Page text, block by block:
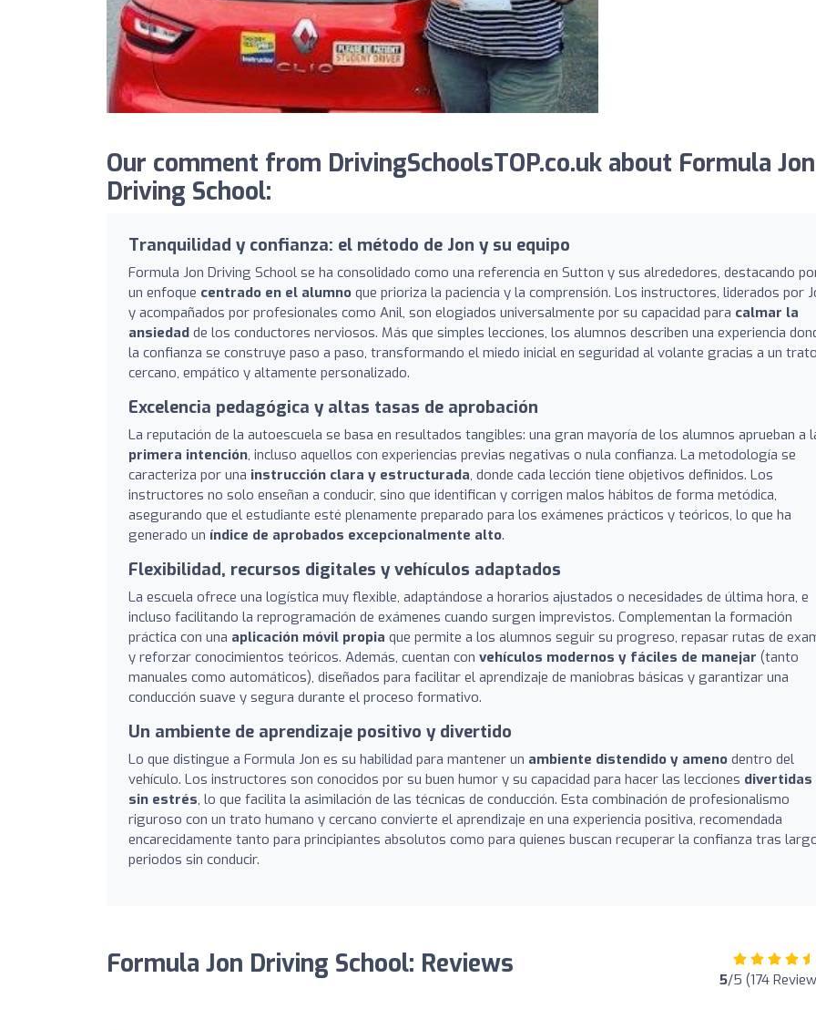
Our comment from DrivingSchoolsTOP.co.uk about Formula Jon
Driving School:
Tranquilidad y confianza: el método de Jon y su equipo
Formula Jon Driving School se ha consolidado como una referencia en Sutton y sus alrededores, destacando
un enfoque centrado en el alumno que prioriza la paciencia y la comprensión. Los instructores, liderados por
y acompañados por profesionales como Anil, son elogiados universalmente por su capacidad para calmar la
ansiedad de los conductores nerviosos. Más que simples lecciones, los alumnos describen una experiencia
la confianza se construye paso a paso, transformando el miedo inicial en seguridad al volante gracias a un trato
cercano, empático y altamente personalizado.
Excelencia pedagógica y altas tasas de aprobación
La reputación de la autoescuela se basa en resultados tangibles: una gran mayoría de los alumnos aprueban a
primera intención, incluso aquellos con experiencias previas negativas o nula confianza. La metodología se
caracteriza por una instrucción clara y estructurada, donde cada lección tiene objetivos definidos. Los
instructores no solo enseñan a conducir, sino que identifican y corrigen malos hábitos de forma metódica,
asegurando que el estudiante esté plenamente preparado para los exámenes prácticos y teóricos, lo que ha
generado un índice de aprobados excepcionalmente alto.
Flexibilidad, recursos digitales y vehículos adaptados
La escuela ofrece una logística muy flexible, adaptándose a horarios ajustados o necesidades de última hora, e
incluso facilitando la reprogramación de exámenes cuando surgen imprevistos. Complementan la formación
práctica con una aplicación móvil propia que permite a los alumnos seguir su progreso, repasar rutas de
y reforzar conocimientos teóricos. Además, cuentan con vehículos modernos y fáciles de manejar (tanto
manuales como automáticos), diseñados para facilitar el aprendizaje de maniobras básicas y garantizar una
conducción suave y segura durante el proceso formativo.
Un ambiente de aprendizaje positivo y divertido
Lo que distingue a Formula Jon es su habilidad para mantener un ambiente distendido y ameno dentro del
vehículo. Los instructores son conocidos por su buen humor y su capacidad para hacer las lecciones divertidas
sin estrés, lo que facilita la asimilación de las técnicas de conducción. Esta combinación de profesionalismo
riguroso con un trato humano y cercano convierte el aprendizaje en una experiencia positiva, recomendada
encarecidamente tanto para principiantes absolutos como para quienes buscan recuperar la confianza tras
periodos sin conducir.
Formula Jon Driving School: Reviews 5/5 (174